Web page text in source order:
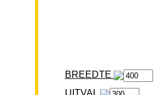
BREEDTE